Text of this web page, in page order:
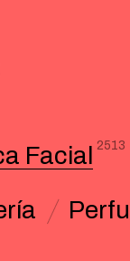
Facial 2513